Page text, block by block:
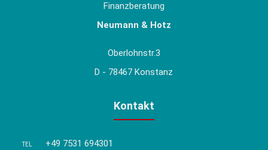
Finanzberatung
Neumann & Hotz
Oberlohnstr.3
D - 78467 Konstanz
Kontakt
TEL +49 7531 694301